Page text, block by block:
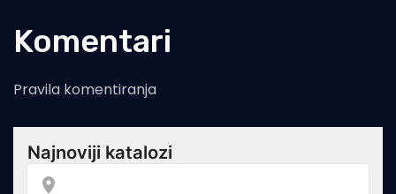
Komentari
Pravila komentiranja